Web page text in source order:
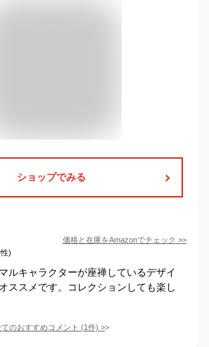
ショップでみる
価格と在庫をAmazonでチェック >>
)
ルキャラクターが座禅しているデザイ
ススメです。コレクションしても楽し
てのおすすめコメント (1件) >